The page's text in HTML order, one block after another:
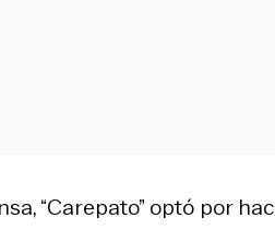
“Carepato” optó por